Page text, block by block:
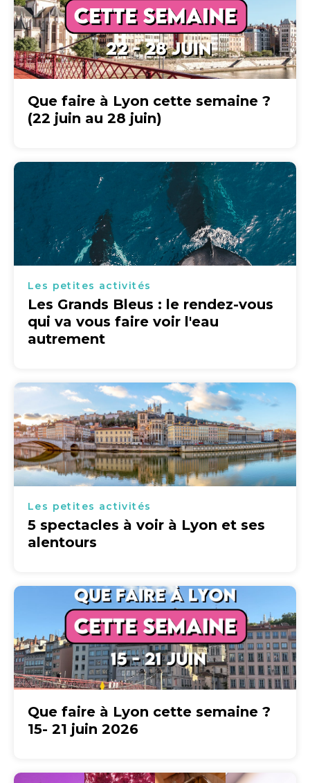
Que faire à Lyon cette semaine ?
(22 juin au 28 juin)
Les petites activités
Les Grands Bleus : le rendez-vous
qui va vous faire voir l'eau
autrement
Les petites activités
5 spectacles à voir à Lyon et ses
alentours
Que faire à Lyon cette semaine ?
15- 21 juin 2026